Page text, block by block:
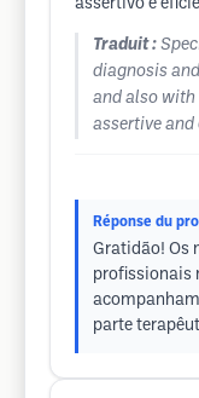
assertivo e
Traduit :
diagnosis
and also with
assertive and
Réponse du
Gratidão! Os
profissionais
parte